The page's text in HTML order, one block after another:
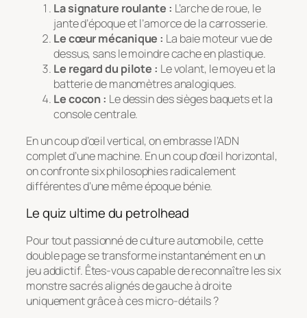
La signature roulante : L’arche de roue, le
jante d’époque et l’amorce de la carrosserie.
Le cœur mécanique : La baie moteur vue de
dessus, sans le moindre cache en plastique.
Le regard du pilote : Le volant, le moyeu et la
batterie de manomètres analogiques.
Le cocon : Le dessin des sièges baquets et la
console centrale.
En un coup d’œil vertical, on embrasse l’ADN
complet d’une machine. En un coup d’œil horizontal,
on confronte six philosophies radicalement
différentes d’une même époque bénie.
Le quiz ultime du petrolhead
Pour tout passionné de culture automobile, cette
double page se transforme instantanément en un
jeu addictif. Êtes-vous capable de reconnaître les six
monstre sacrés alignés de gauche à droite
uniquement grâce à ces micro-détails ?